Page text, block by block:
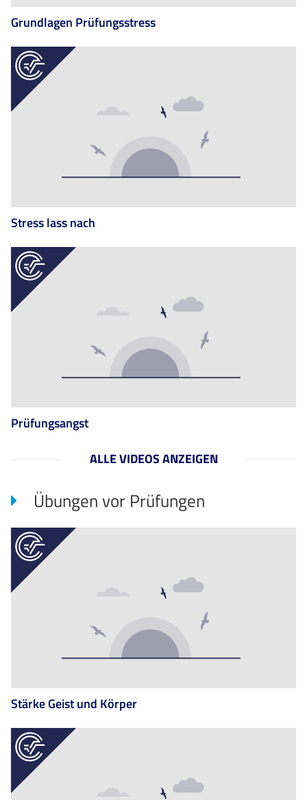
Grundlagen Prüfungsstress
Stress lass nach
Prüfungsangst
ALLE VIDEOS ANZEIGEN
Übungen vor Prüfungen
Stärke Geist und Körper